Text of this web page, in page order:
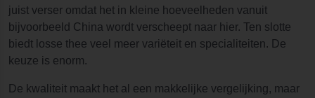
juist verser omdat het in kleine hoeveelheden vanuit
bijvoorbeeld China wordt verscheept naar hier. Ten slotte
biedt losse thee veel meer variëteit en specialiteiten. De
keuze is enorm.
De kwaliteit maakt het al een makkelijke vergelijking, maar